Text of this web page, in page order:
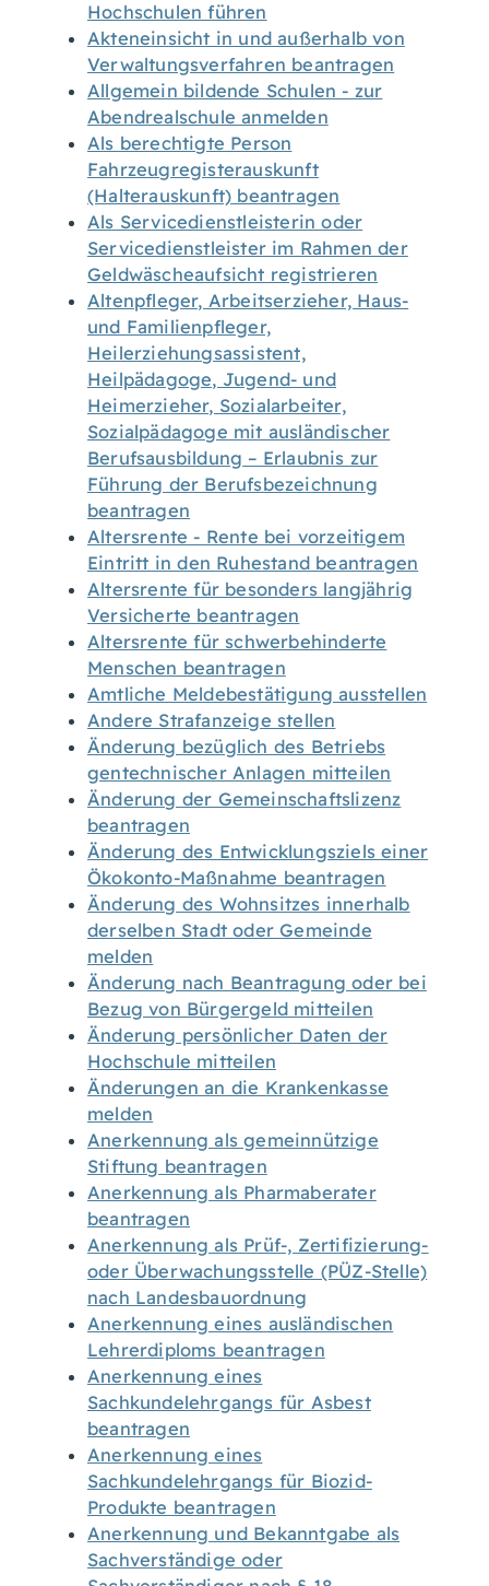
Hochschulen führen
Akteneinsicht in und außerhalb von
Verwaltungsverfahren beantragen
Allgemein bildende Schulen - zur
Abendrealschule anmelden
Als berechtigte Person
Fahrzeugregisterauskunft
(Halterauskunft) beantragen
Als Servicedienstleisterin oder
Servicedienstleister im Rahmen der
Geldwäscheaufsicht registrieren
Altenpfleger, Arbeitserzieher, Haus-
und Familienpfleger,
Heilerziehungsassistent,
Heilpädagoge, Jugend- und
Heimerzieher, Sozialarbeiter,
Sozialpädagoge mit ausländischer
Berufsausbildung – Erlaubnis zur
Führung der Berufsbezeichnung
beantragen
Altersrente - Rente bei vorzeitigem
Eintritt in den Ruhestand beantragen
Altersrente für besonders langjährig
Versicherte beantragen
Altersrente für schwerbehinderte
Menschen beantragen
Amtliche Meldebestätigung ausstellen
Andere Strafanzeige stellen
Änderung bezüglich des Betriebs
gentechnischer Anlagen mitteilen
Änderung der Gemeinschaftslizenz
beantragen
Änderung des Entwicklungsziels einer
Ökokonto-Maßnahme beantragen
Änderung des Wohnsitzes innerhalb
derselben Stadt oder Gemeinde
melden
Änderung nach Beantragung oder bei
Bezug von Bürgergeld mitteilen
Änderung persönlicher Daten der
Hochschule mitteilen
Änderungen an die Krankenkasse
melden
Anerkennung als gemeinnützige
Stiftung beantragen
Anerkennung als Pharmaberater
beantragen
Anerkennung als Prüf-, Zertifizierung-
oder Überwachungsstelle (PÜZ-Stelle)
nach Landesbauordnung
Anerkennung eines ausländischen
Lehrerdiploms beantragen
Anerkennung eines
Sachkundelehrgangs für Asbest
beantragen
Anerkennung eines
Sachkundelehrgangs für Biozid-
Produkte beantragen
Anerkennung und Bekanntgabe als
Sachverständige oder